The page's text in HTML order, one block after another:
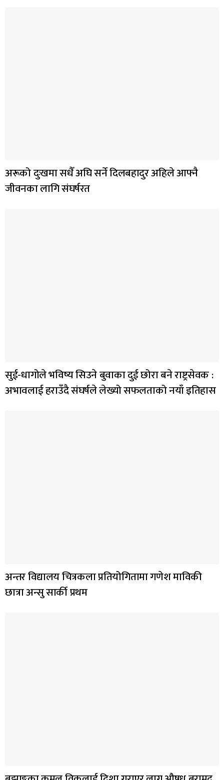
अरूको दुःखमा सधैँ अघि सर्ने दिलबहादुर अहिले आफ्नै
जीवनका लागि संघर्षरत
सुई-धागोले भविष्य सिउने बुवाका दुई छोरा बने राष्ट्रसेवक :
अभावलाई हराउँदै संघर्षले लेख्यो सफलताको नयाँ इतिहास
अन्तर विद्यालय चित्रकला प्रतियोगितामा गणेश माविकी
छात्रा अन्सु सार्की प्रथम